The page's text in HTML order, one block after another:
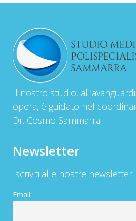
Il nostro studio,
opera, è guidato nel
Dr. Cosmo Sammarra.
Newsletter
Iscriviti alle nostre newsletter
Email